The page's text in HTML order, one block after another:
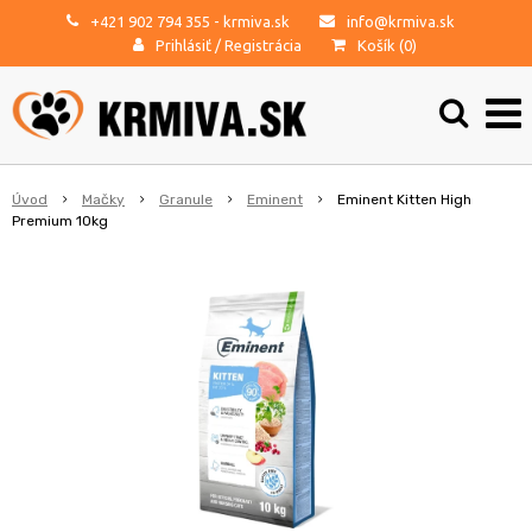
+421 902 794 355 - krmiva.sk
info@krmiva.sk
Prihlásiť / Registrácia Košík (0)
Úvod Mačky Granule Eminent
Eminent Kitten High
Premium 10kg